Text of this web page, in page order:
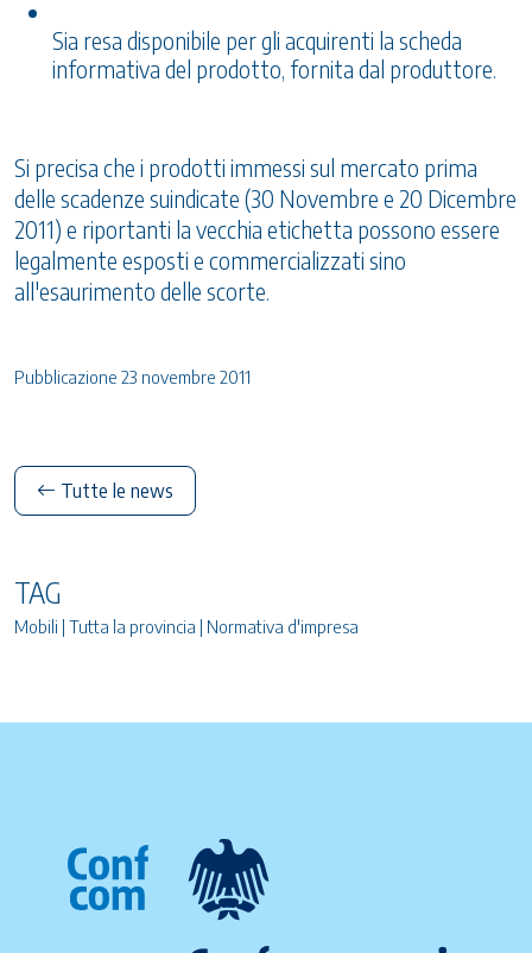
Sia resa disponibile per gli acquirenti la scheda
informativa del prodotto, fornita dal produttore.
Si precisa che i prodotti immessi sul mercato prima
delle scadenze suindicate (30 Novembre e 20 Dicembre
2011) e riportanti la vecchia etichetta possono essere
legalmente esposti e commercializzati sino
all'esaurimento delle scorte.
Pubblicazione 23 novembre 2011
Tutte le news
TAG
Mobili | Tutta la provincia | Normativa d'impresa